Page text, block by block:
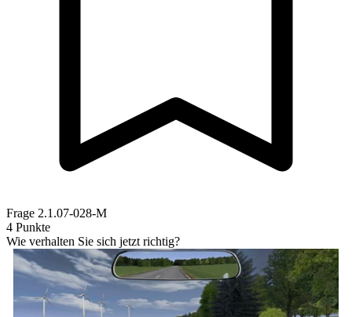
Frage 2.1.07-028-M
4 Punkte
Wie verhalten Sie sich jetzt richtig?